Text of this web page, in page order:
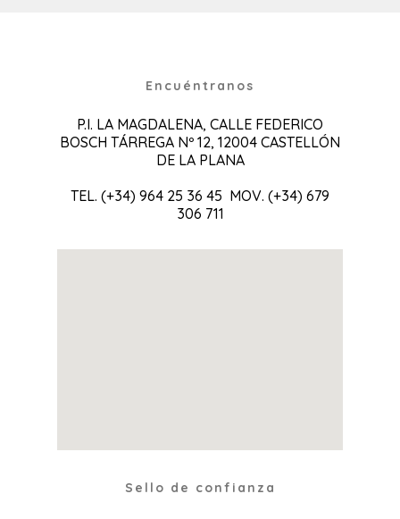
Encuéntranos
P.I. LA MAGDALENA, CALLE FEDERICO
BOSCH TÁRREGA Nº 12, 12004 CASTELLÓN
DE LA PLANA
TEL. (+34) 964 25 36 45 MOV. (+34) 679
306 711
Sello de confianza